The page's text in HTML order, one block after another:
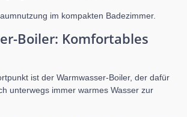
im kompakten Badezimmer.
Boiler: Komfortables
ist der Warmwasser-Boiler, der dafür
unterwegs immer warmes Wasser zur